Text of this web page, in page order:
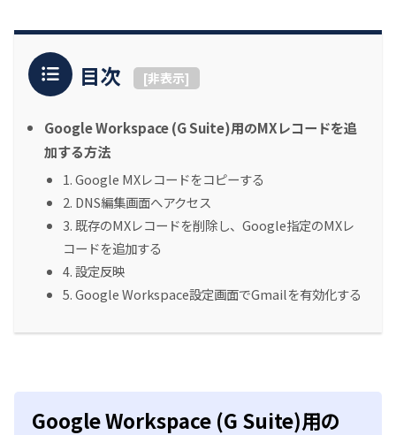
目次 [非表示]
Google Workspace (G Suite)用のMXレコードを追
加する方法
1. Google MXレコードをコピーする
2. DNS編集画面へアクセス
3. 既存のMXレコードを削除し、Google指定のMXレ
コードを追加する
4. 設定反映
5. Google Workspace設定画面でGmailを有効化する
Google Workspace (G Suite)用の